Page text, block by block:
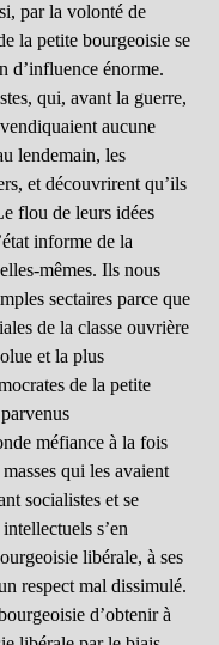
par la volonté de
la petite bourgeoisie se
d’influence énorme.
qui, avant la guerre,
aucune
lendemain, les
et découvrirent qu’ils
flou de leurs idées
informe de la
mêmes. Ils nous
sectaires parce que
de la classe ouvrière
et la plus
de la petite
méfiance à la fois
qui les avaient
socialistes et se
s’en
libérale, à ses
respect mal dissimulé.
d’obtenir à